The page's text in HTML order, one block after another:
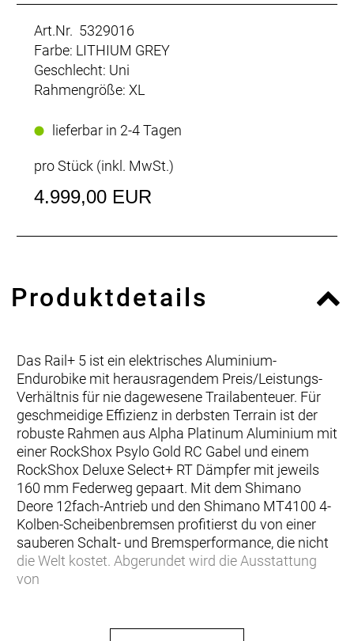
Art.Nr. 5329016
Farbe: LITHIUM GREY
Geschlecht: Uni
Rahmengröße: XL
lieferbar in 2-4 Tagen
pro Stück (inkl. MwSt.)
4.999,00 EUR
Produktdetails
Das Rail+ 5 ist ein elektrisches Aluminium-
Endurobike mit herausragendem Preis/Leistungs-
Verhältnis für nie dagewesene Trailabenteuer. Für
geschmeidige Effizienz in derbsten Terrain ist der
robuste Rahmen aus Alpha Platinum Aluminium mit
einer RockShox Psylo Gold RC Gabel und einem
RockShox Deluxe Select+ RT Dämpfer mit jeweils
160 mm Federweg gepaart. Mit dem Shimano
Deore 12fach-Antrieb und den Shimano MT4100 4-
Kolben-Scheibenbremsen profitierst du von einer
sauberen Schalt- und Bremsperformance, die nicht
die Welt kostet. Abgerundet wird die Ausstattung
von
vor nichts zurückschreckt. Da du auch auf den Preis